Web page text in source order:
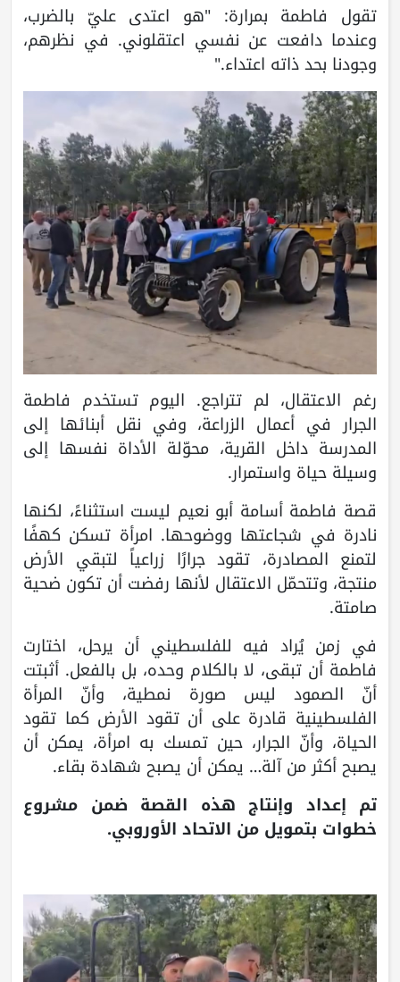
تقول فاطمة بمرارة: "هو اعتدى عليّ بالضرب،
وعندما دافعت عن نفسي اعتقلوني. في نظرهم،
وجودنا بحد ذاته اعتداء."
رغم الاعتقال، لم تتراجع. اليوم تستخدم فاطمة
الجرار في أعمال الزراعة، وفي نقل أبنائها إلى
المدرسة داخل القرية، محوّلة الأداة نفسها إلى
وسيلة حياة واستمرار.
قصة فاطمة أسامة أبو نعيم ليست استثناءً، لكنها
نادرة في شجاعتها ووضوحها. امرأة تسكن كهفًا
لتمنع المصادرة، تقود جرارًا زراعياً لتبقي الأرض
منتجة، وتتحمّل الاعتقال لأنها رفضت أن تكون ضحية
صامتة.
في زمن يُراد فيه للفلسطيني أن يرحل، اختارت
فاطمة أن تبقى، لا بالكلام وحده، بل بالفعل. أثبتت
أنّ الصمود ليس صورة نمطية، وأنّ المرأة
الفلسطينية قادرة على أن تقود الأرض كما تقود
الحياة، وأنّ الجرار، حين تمسك به امرأة، يمكن أن
يصبح أكثر من آلة… يمكن أن يصبح شهادة بقاء.
تم إعداد وإنتاج هذه القصة ضمن مشروع
خطوات بتمويل من الاتحاد الأوروبي.